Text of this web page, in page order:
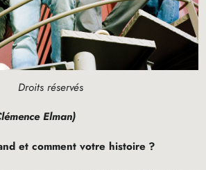
Droits réservés
Elman)
et comment votre histoire ?